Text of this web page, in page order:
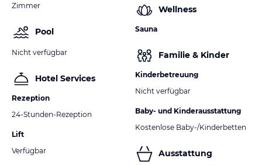
Zimmer
Pool
Nicht verfügbar
Hotel Services
Rezeption
24-Stunden-Rezeption
Lift
Verfügbar
Wellness
Sauna
Familie & Kinder
Kinderbetreuung
Nicht verfügbar
Baby- und Kinderausstattung
Kostenlose Baby-/Kinderbetten
Ausstattung